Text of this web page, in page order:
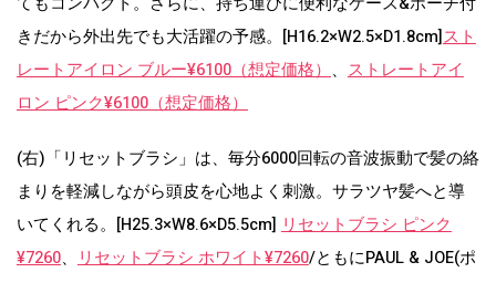
きだから外出先でも大活躍の予感。[H16.2×W2.5×D1.8cm]スト
レートアイロン ブルー¥6100（想定価格）、 ストレートアイ
ロン ピンク¥6100（想定価格）
(右)「リセットブラシ」は、毎分6000回転の音波振動で髪の絡
まりを軽減しながら頭皮を心地よく刺激。サラツヤ髪へと導
いてくれる。[H25.3×W8.6×D5.5cm] リセットブラシ ピンク
¥7260、 リセットブラシ ホワイト¥7260/ともにPAUL & JOE(ポ